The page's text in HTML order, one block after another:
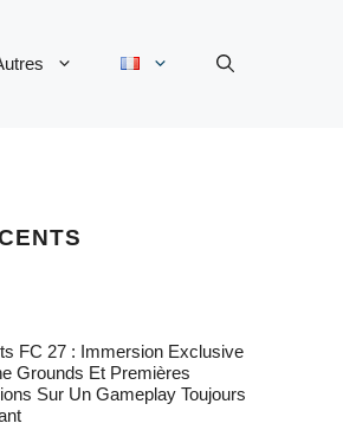
FC 27 : Immersion Exclusive
Grounds Et Premières
Sur Un Gameplay Toujours